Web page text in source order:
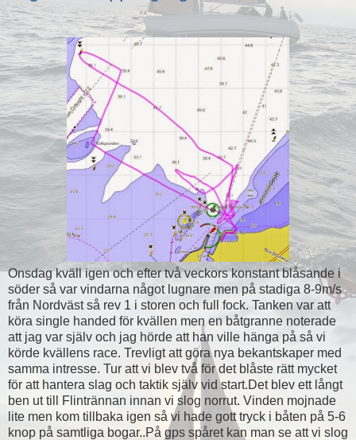
Onsdag kväll igen och efter två veckors konstant blåsande i
söder så var vindarna något lugnare men på stadiga 8-9m/s
från Nordväst så rev 1 i storen och full fock. Tanken var att
köra single handed för kvällen men en båtgranne noterade
att jag var själv och jag hörde att han ville hänga på så vi
körde kvällens race. Trevligt att göra nya bekantskaper med
samma intresse. Tur att vi blev två för det blåste rätt mycket
för att hantera slag och taktik själv vid start.Det blev ett långt
ben ut till Flintrännan innan vi slog norrut. Vinden mojnade
lite men kom tillbaka igen så vi hade gott tryck i båten på 5-6
knop på samtliga bogar..På gps spåret kan man se att vi slog